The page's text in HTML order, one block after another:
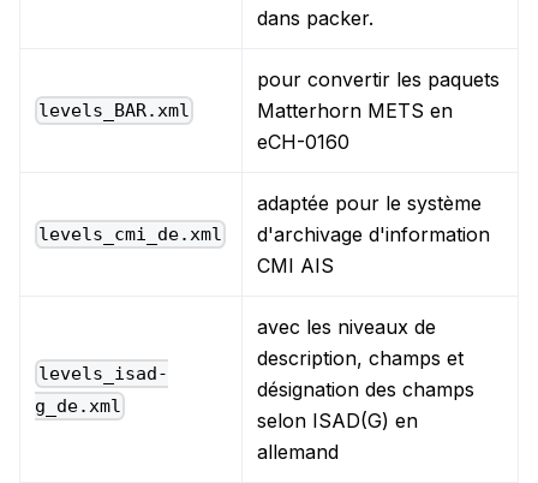
dans packer.
levels_BAR.xml
pour convertir les paquets
Matterhorn METS en
eCH-0160
levels_cmi_de.xml
adaptée pour le système
d'archivage d'information
CMI AIS
levels_isad-
g_de.xml
avec les niveaux de
description, champs et
désignation des champs
selon ISAD(G) en
allemand